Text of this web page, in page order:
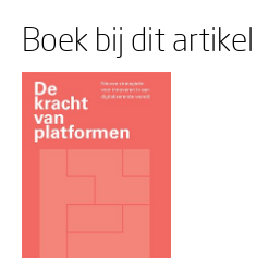
Boek bij dit artikel